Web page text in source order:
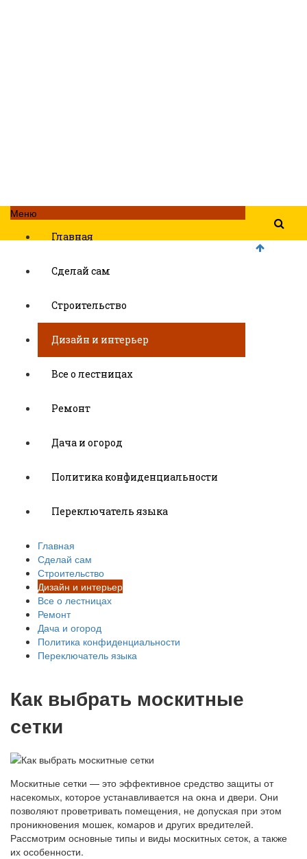
Меню
Главная
Сделай сам
Строительство
Дизайн и интерьер
Все о лестницах
Ремонт
Дача и огород
Политика конфиденциальности
Переключатель языка
Главная
Сделай сам
Строительство
Дизайн и интерьер
Все о лестницах
Ремонт
Дача и огород
Политика конфиденциальности
Переключатель языка
Как выбрать москитные
сетки
Москитные сетки — это эффективное средство защиты от
насекомых, которое устанавливается на окна и двери. Они
позволяют проветривать помещения, не допуская при этом
проникновения мошек, комаров и других вредителей.
Рассмотрим основные типы и виды москитных сеток, а также
их особенности.